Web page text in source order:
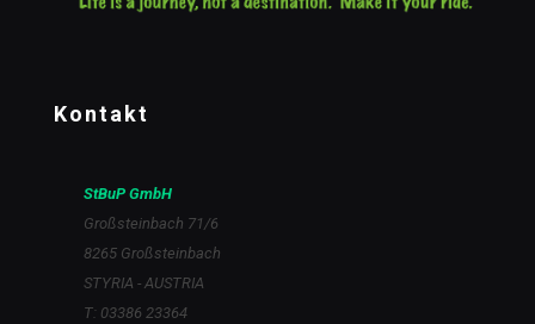
Kontakt
StBuP GmbH
Großsteinbach 71/6
8265 Großsteinbach
STYRIA - AUSTRIA
T: 03386 23364